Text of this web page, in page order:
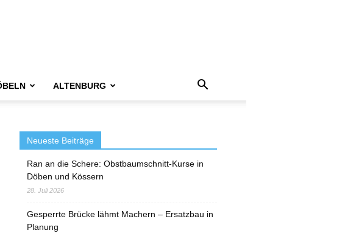
ALTENBURG
Neueste Beiträge
Ran an die Schere: Obstbaumschnitt-Kurse in
Döben und Kössern
28. Juli 2026
Gesperrte Brücke lähmt Machern – Ersatzbau in
Planung